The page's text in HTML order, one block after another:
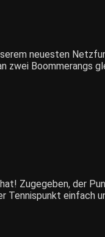
neuesten
zwei Boommerangs
Zugegeben, der
Tennispunkt einfach